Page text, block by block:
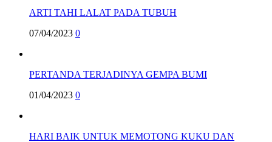
ARTI TAHI LALAT PADA TUBUH
07/04/2023 0
PERTANDA TERJADINYA GEMPA BUMI
01/04/2023 0
HARI BAIK UNTUK MEMOTONG KUKU DAN